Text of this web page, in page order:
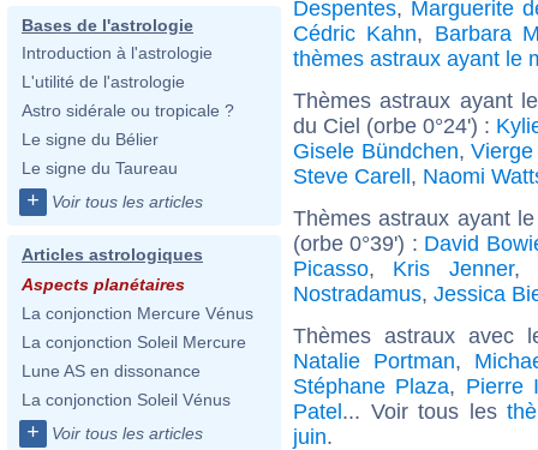
Bases de l'astrologie
Introduction à l'astrologie
L'utilité de l'astrologie
Astro sidérale ou tropicale ?
Le signe du Bélier
Le signe du Taureau
+ Voir tous les articles
Articles astrologiques
Aspects planétaires
La conjonction Mercure Vénus
La conjonction Soleil Mercure
Lune AS en dissonance
La conjonction Soleil Vénus
+ Voir tous les articles
Despentes, Marguerite
Cédric Kahn, Barbara
thèmes astraux ayant le
Thèmes astraux ayant
du Ciel (orbe 0°24') :
Gisele Bündchen,
Steve Carell, Naomi
Thèmes astraux ayant
(orbe 0°39') : David
Picasso, Kris Jenner,
Nostradamus, Jessica
Thèmes astraux avec
Natalie Portman,
Stéphane Plaza, Pierre
Patel... Voir tous les
juin.